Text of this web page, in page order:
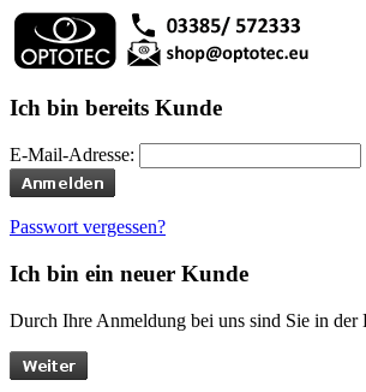
Ich bin bereits Kunde
E-Mail-Adresse:
Passwort vergessen?
Ich bin ein neuer Kunde
Durch Ihre Anmeldung bei uns sind Sie in der